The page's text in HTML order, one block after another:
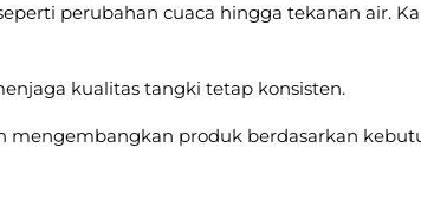
perubahan cuaca hingga tekanan air.
kualitas tangki tetap konsisten.
mengembangkan produk berdasarkan